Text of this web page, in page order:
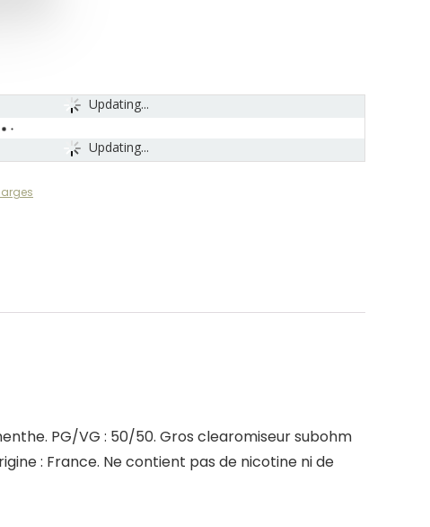
Updating...
Updating...
PG/VG : 50/50. Gros clearomiseur subohm
: France. Ne contient pas de nicotine ni de